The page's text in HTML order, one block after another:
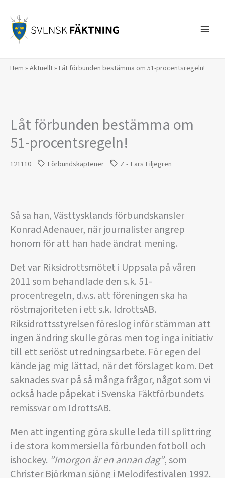
innehåll
Hem » Aktuellt» Låt förbunden bestämma om 51-procentsregeln!
Låt förbunden bestämma om
51-procentsregeln!
121110 Förbundskaptener Z - Lars Liljegren
Så sa han, Västtysklands förbundskansler
Konrad Adenauer, när journalister angrep
honom för att han hade ändrat mening.
Det var Riksidrottsmötet i Uppsala på våren
2011 som behandlade den s.k. 51-
procentregeln, d.v.s. att föreningen ska ha
röstmajoriteten i ett s.k. IdrottsAB.
Riksidrottsstyrelsen föreslog inför stämman att
ingen ändring skulle göras men tog inga initiativ
till ett seriöst utredningsarbete. För egen del
kände jag mig lättad, när det förslaget kom. Det
saknades svar på så många frågor, något som vi
också hade påpekat i Svenska Fäktförbundets
remissvar om IdrottsAB.
Men att ingenting göra skulle leda till splittring
i de stora kommersiella förbunden fotboll och
ishockey. ”Imorgon är en annan dag”, som
Christer Björkman sjöng i Melodifestivalen 1992.